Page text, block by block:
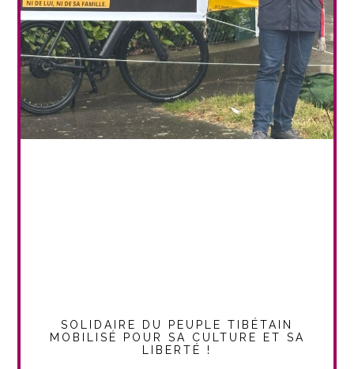
SOLIDAIRE DU PEUPLE TIBÉTAIN
MOBILISÉ POUR SA CULTURE ET SA
LIBERTÉ !